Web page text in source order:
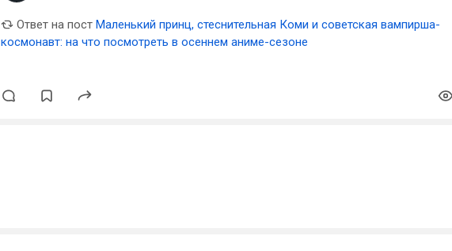
Ответ на пост Маленький принц, стеснительная Коми и советская вампирша-
космонавт: на что посмотреть в осеннем аниме-сезоне